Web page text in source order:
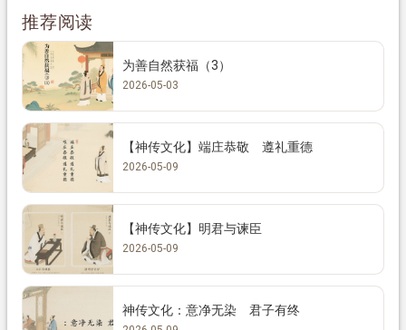
推荐阅读
为善自然获福（3）
2026-05-03
【神传文化】端庄恭敬 遵礼重德
2026-05-09
【神传文化】明君与谏臣
2026-05-09
神传文化：意净无染 君子有终